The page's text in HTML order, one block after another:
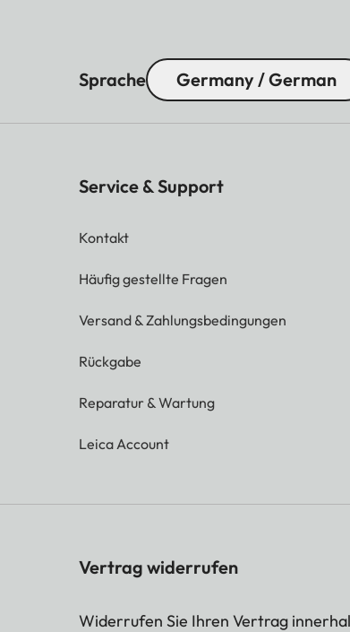
Sprache Germany / German
Service & Support
Kontakt
Häufig gestellte Fragen
Versand & Zahlungsbedingungen
Rückgabe
Reparatur & Wartung
Leica Account
Vertrag widerrufen
Widerrufen Sie Ihren Vertrag